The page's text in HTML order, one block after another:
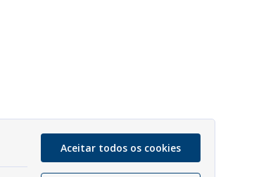
Aceitar todos os cookies